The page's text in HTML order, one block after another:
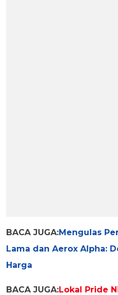
BACA JUGA:Mengulas
Lama dan Aerox Alpha:
Harga
BACA JUGA:Lokal Pride